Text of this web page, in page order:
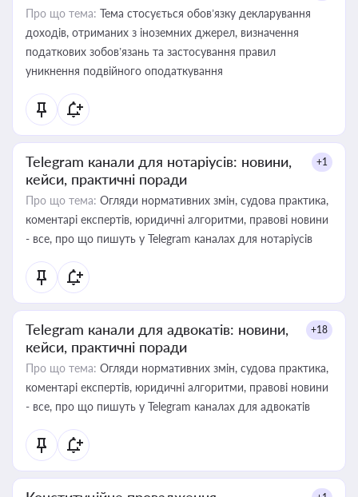
Про що тема: Тема стосується обов’язку декларування
доходів, отриманих з іноземних джерел, визначення
податкових зобов’язань та застосування правил
уникнення подвійного оподаткування
Telegram канали для нотаріусів: новини,
кейси, практичні поради
+1
Про що тема: Огляди нормативних змін, судова практика,
коментарі експертів, юридичні алгоритми, правові новини
- все, про що пишуть у Telegram каналах для нотаріусів
Telegram канали для адвокатів: новини,
кейси, практичні поради
+18
Про що тема: Огляди нормативних змін, судова практика,
коментарі експертів, юридичні алгоритми, правові новини
- все, про що пишуть у Telegram каналах для адвокатів